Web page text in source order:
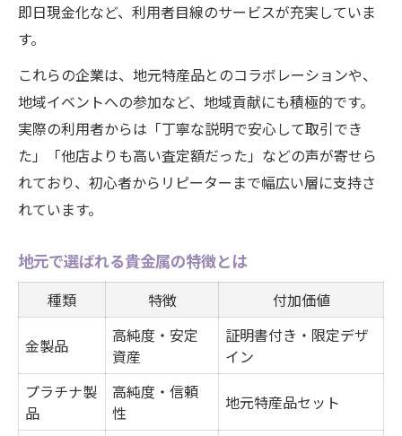
即日現金化など、利用者目線のサービスが充実していま
す。
これらの企業は、地元特産品とのコラボレーションや、
地域イベントへの参加など、地域貢献にも積極的です。
実際の利用者からは「丁寧な説明で安心して取引でき
た」「他店よりも高い査定額だった」などの声が寄せら
れており、初心者からリピーターまで幅広い層に支持さ
れています。
地元で選ばれる貴金属の特徴とは
種類 特徴 付加価値
金製品
高純度・安定
資産
証明書付き・限定デザ
イン
プラチナ製
品
高純度・信頼
性
地元特産品セット